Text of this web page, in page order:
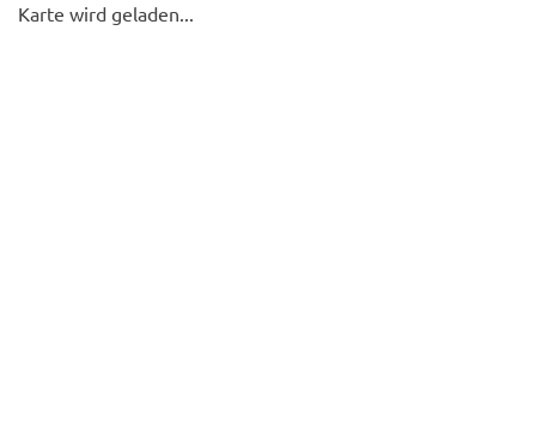
Karte wird geladen...